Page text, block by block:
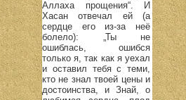
Аллаха прощения“. И
Хасан отвечал ей (а
сердце его из-за неё
болело): „Ты не
ошиблась, ошибся
только я, так как я уехал
и оставил тебя с теми,
кто не знал твоей цены и
достоинства, и Знай, о